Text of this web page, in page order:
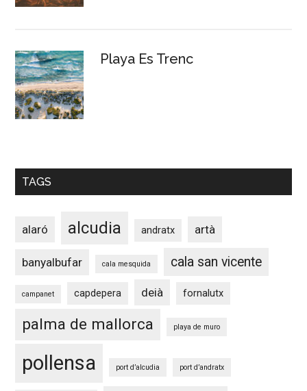
Playa Es Trenc
TAGS
alaró alcudia andratx artà
banyalbufar cala mesquida cala san vicente
campanet capdepera deià fornalutx
palma de mallorca playa de muro
pollensa port d’alcudia port d’andratx